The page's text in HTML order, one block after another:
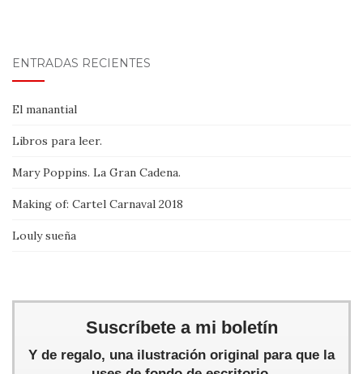
ENTRADAS RECIENTES
El manantial
Libros para leer.
Mary Poppins. La Gran Cadena.
Making of: Cartel Carnaval 2018
Louly sueña
Suscríbete a mi boletín
Y de regalo, una ilustración original para que la